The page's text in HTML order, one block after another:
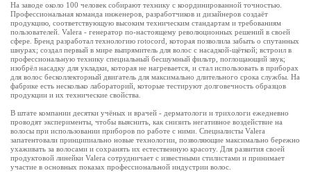
На заводе около 100 человек собирают технику с координированной точностью.
Профессиональная команда инженеров, разработчиков и дизайнеров создаёт
продукцию, соответствующую высоким техническим стандартам и требованиям
пользователей. Valera - генератор по-настоящему революционных решений в своей
сфере. Бренд разработал технологию rotocord, которая позволила забыть о спутанных
шнурах; создал первый в мире выпрямитель для волос с насадкой-щёткой; встроил в
профессиональную технику специальный бесшумный фильтр, поглощающий звук;
изобрёл насадку для укладки, которая не нагревается, и стал использовать в приборах
для волос бесколлекторный двигатель для максимально длительного срока службы. На
фабрике есть несколько лабораторий, которые тестируют долговечность образцов
продукции и их технические свойства.
В штате компании десятки учёных и врачей - дерматологи и трихологи ежедневно
проводят эксперименты, чтобы выяснить, как снизить негативное воздействие на
волосы при использовании приборов по работе с ними. Специалисты Valera
запатентовали принципиально новые технологии, позволяющие максимально бережно
ухаживать за волосами и сохранять их естественную красоту. Для развития своей
продуктовой линейки Valera сотрудничает с известными стилистами и принимает
участие в основных показах профессиональной индустрии волос.